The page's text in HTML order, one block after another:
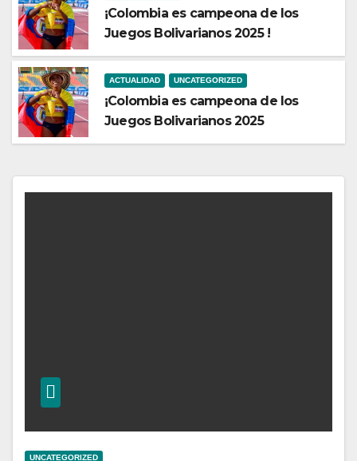
¡Colombia es campeona de los
Juegos Bolivarianos 2025 !
ACTUALIDAD UNCATEGORIZED
¡Colombia es campeona de los
Juegos Bolivarianos 2025
UNCATEGORIZED